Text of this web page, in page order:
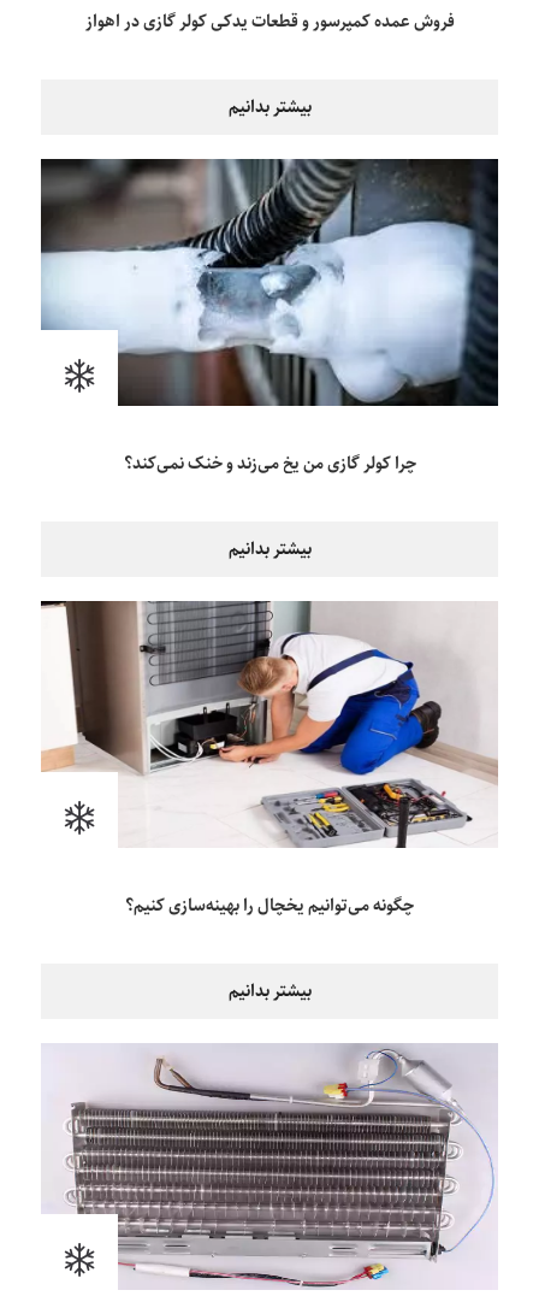
فروش عمده کمپرسور و قطعات یدکی کولر گازی در اهواز
بیشتر بدانیم
چرا کولر گازی من یخ می‌زند و خنک نمی‌کند؟
بیشتر بدانیم
چگونه می‌توانیم یخچال را بهینه‌سازی کنیم؟
بیشتر بدانیم